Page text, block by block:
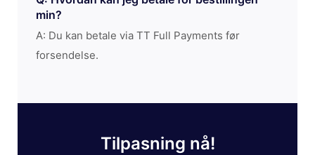
min?
A: Du kan betale via TT Full Payments før
forsendelse.
Tilpasning nå!